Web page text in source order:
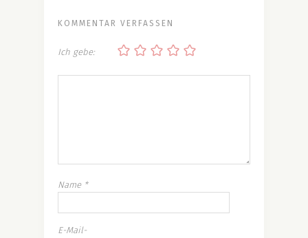
KOMMENTAR VERFASSEN
Ich gebe:
Name *
E-Mail-